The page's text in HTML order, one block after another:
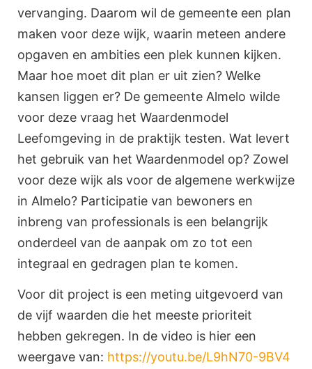
vervanging. Daarom wil de gemeente een plan
maken voor deze wijk, waarin meteen andere
opgaven en ambities een plek kunnen kijken.
Maar hoe moet dit plan er uit zien? Welke
kansen liggen er? De gemeente Almelo wilde
voor deze vraag het Waardenmodel
Leefomgeving in de praktijk testen. Wat levert
het gebruik van het Waardenmodel op? Zowel
voor deze wijk als voor de algemene werkwijze
in Almelo? Participatie van bewoners en
inbreng van professionals is een belangrijk
onderdeel van de aanpak om zo tot een
integraal en gedragen plan te komen.
Voor dit project is een meting uitgevoerd van
de vijf waarden die het meeste prioriteit
hebben gekregen. In de video is hier een
weergave van: https://youtu.be/L9hN70-9BV4